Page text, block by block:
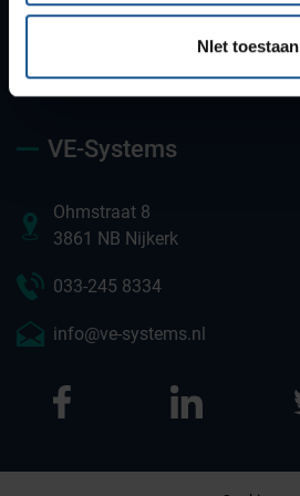
NIet toestaan
VE-Systems
Ohmstraat 8
3861 NB Nijkerk
033-245 8334
info@ve-systems.nl